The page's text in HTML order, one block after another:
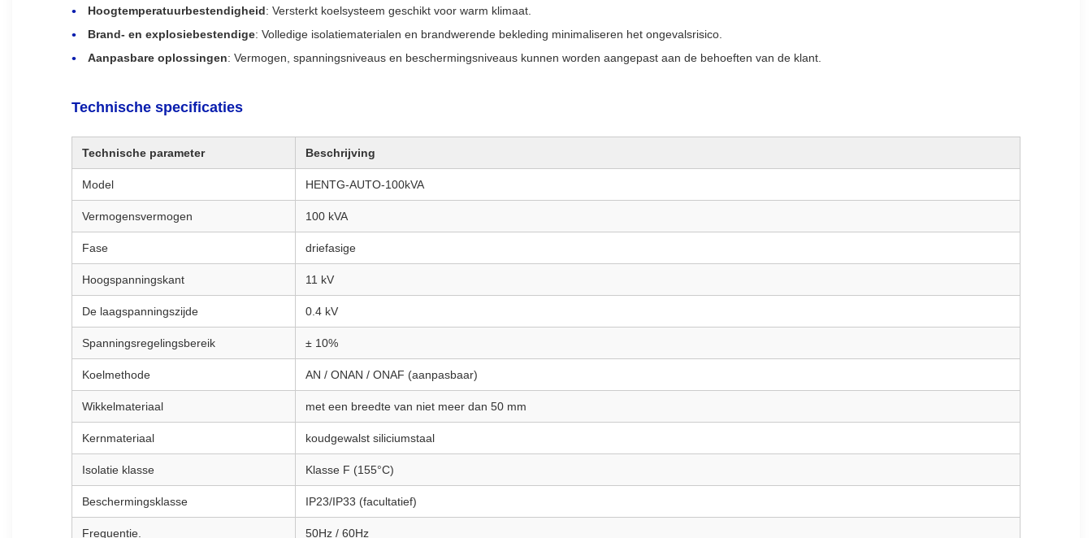
Hoogtemperatuurbestendigheid: Versterkt koelsysteem geschikt voor warm klimaat.
Brand- en explosiebestendige: Volledige isolatiematerialen en brandwerende bekleding minimaliseren het ongevalsrisico.
Aanpasbare oplossingen: Vermogen, spanningsniveaus en beschermingsniveaus kunnen worden aangepast aan de behoeften van de klant.
Technische specificaties
Technische parameter Beschrijving
Model HENTG-AUTO-100kVA
Vermogensvermogen 100 kVA
Fase driefasige
Hoogspanningskant 11 kV
De laagspanningszijde 0.4 kV
Spanningsregelingsbereik ± 10%
Koelmethode AN / ONAN / ONAF (aanpasbaar)
Wikkelmateriaal met een breedte van niet meer dan 50 mm
Kernmateriaal koudgewalst siliciumstaal
Isolatie klasse Klasse F (155°C)
Beschermingsklasse IP23/IP33 (facultatief)
Frequentie. 50Hz / 60Hz